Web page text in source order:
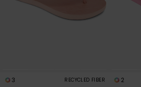
3 RECYCLED FIBER 2